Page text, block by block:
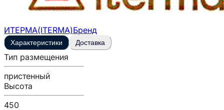
ИТЕРМА(ITERMA)Бренд
Характеристики Доставка
Тип размещения
пристенный
Высота
450